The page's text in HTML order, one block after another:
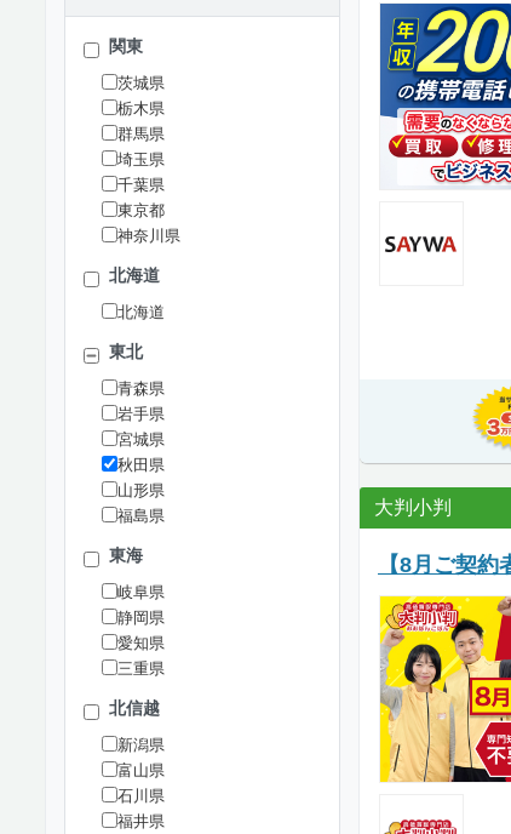
関東
茨城県
栃木県
群馬県
埼玉県
千葉県
東京都
神奈川県
北海道
北海道
東北
青森県
岩手県
宮城県
秋田県
山形県
福島県
東海
岐阜県
静岡県
愛知県
三重県
北信越
新潟県
富山県
石川県
福井県
大判小判
【8月ご契